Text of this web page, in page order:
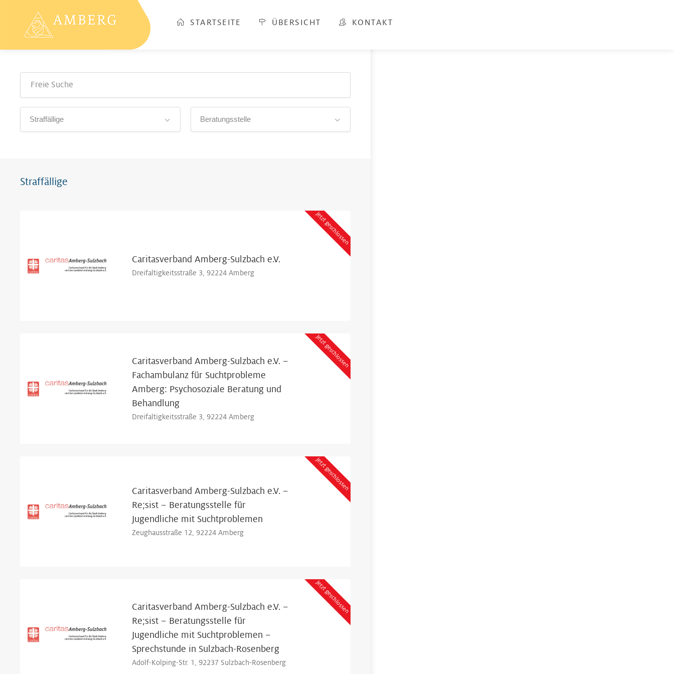
STARTSEITE ÜBERSICHT KONTAKT
Straffällige Beratungsstelle
Straffällige
Jetzt geschlossen
Caritasverband Amberg-Sulzbach e.V.
Dreifaltigkeitsstraße 3, 92224 Amberg
Jetzt geschlossen
Caritasverband Amberg-Sulzbach e.V. –
Fachambulanz für Suchtprobleme
Amberg: Psychosoziale Beratung und
Behandlung
Dreifaltigkeitsstraße 3, 92224 Amberg
Jetzt geschlossen
Caritasverband Amberg-Sulzbach e.V. –
Re;sist – Beratungsstelle für
Jugendliche mit Suchtproblemen
Zeughausstraße 12, 92224 Amberg
Jetzt geschlossen
Caritasverband Amberg-Sulzbach e.V. –
Re;sist – Beratungsstelle für
Jugendliche mit Suchtproblemen –
Sprechstunde in Sulzbach-Rosenberg
Adolf-Kolping-Str. 1, 92237 Sulzbach-Rosenberg